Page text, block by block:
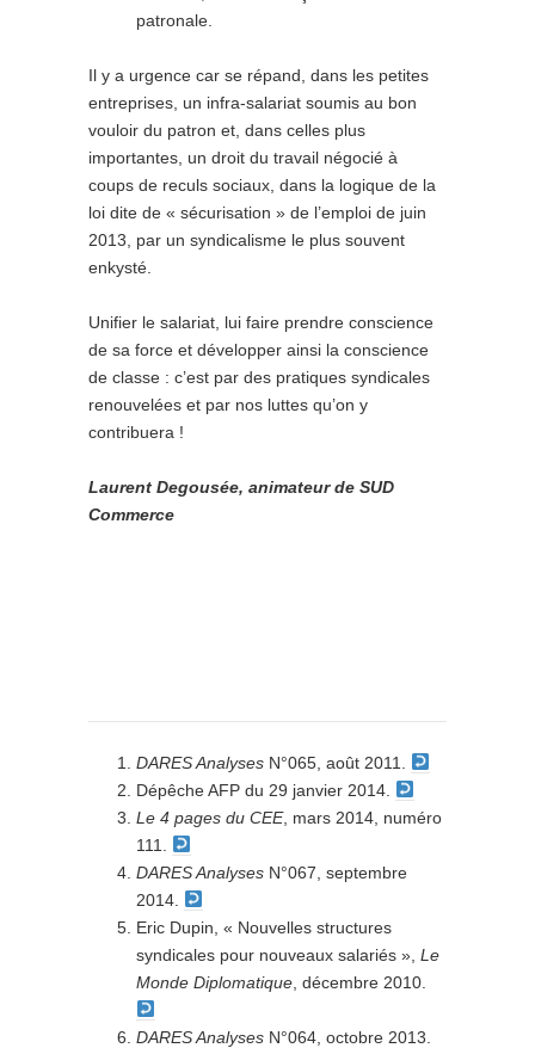
patronale.
Il y a urgence car se répand, dans les petites
entreprises, un infra-salariat soumis au bon
vouloir du patron et, dans celles plus
importantes, un droit du travail négocié à
coups de reculs sociaux, dans la logique de la
loi dite de « sécurisation » de l’emploi de juin
2013, par un syndicalisme le plus souvent
enkysté.
Unifier le salariat, lui faire prendre conscience
de sa force et développer ainsi la conscience
de classe : c’est par des pratiques syndicales
renouvelées et par nos luttes qu’on y
contribuera !
Laurent Degousée, animateur de SUD
Commerce
DARES Analyses N°065, août 2011.
Dépêche AFP du 29 janvier 2014.
Le 4 pages du CEE, mars 2014, numéro
111.
DARES Analyses N°067, septembre
2014.
Eric Dupin, « Nouvelles structures
syndicales pour nouveaux salariés », Le
Monde Diplomatique , décembre 2010.
DARES Analyses N°064, octobre 2013.